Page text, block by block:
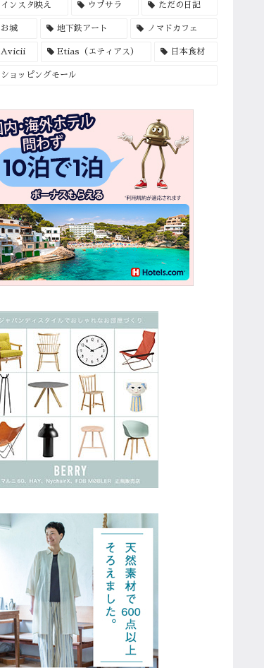
インスタ映え ウプサラ ただの日記
お城 地下鉄アート ノマドカフェ
Avicii Etias（エティアス） 日本食材
ショッピングモール